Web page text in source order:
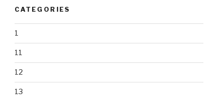
CATEGORIES
1
11
12
13